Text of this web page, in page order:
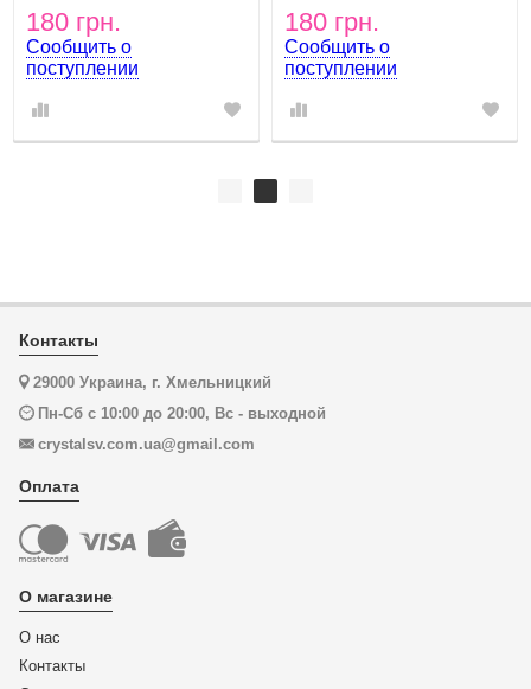
180 грн.
Сообщить о
поступлении
180 грн.
Сообщить о
поступлении
Контакты
29000 Украина, г. Хмельницкий
Пн-Сб с 10:00 до 20:00, Вс - выходной
crystalsv.com.ua@gmail.com
Оплата
О магазине
О нас
Контакты